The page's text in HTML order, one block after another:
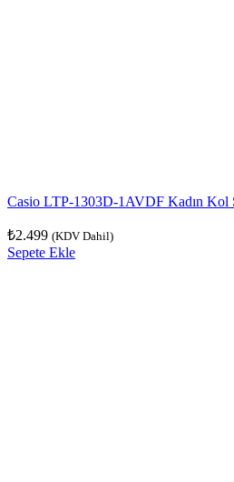
Casio LTP-1303D-1AVDF Kadın Kol
₺2.499 (KDV Dahil)
Sepete Ekle